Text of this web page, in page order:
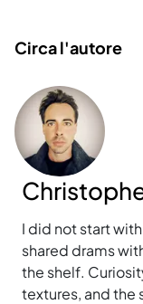
Circa l'autore
I did not start
shared drams
the shelf.
textures, and the